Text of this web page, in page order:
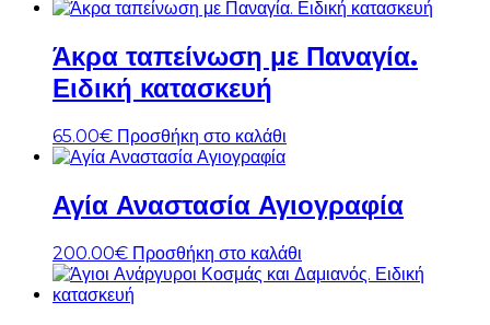
Άκρα ταπείνωση με Παναγία.
Ειδική κατασκευή
65.00€ Προσθήκη στο καλάθι
Αγία Αναστασία Αγιογραφία
200.00€ Προσθήκη στο καλάθι